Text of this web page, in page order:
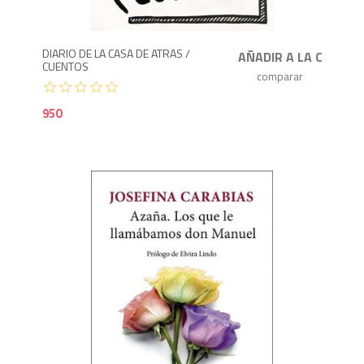
DIARIO DE LA CASA DE ATRAS /
CUENTOS
950